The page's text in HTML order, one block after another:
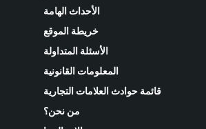
الأحداث الهامة
خريطة الموقع
الأسئلة المتداولة
المعلومات القانونية
قائمة حوادث العلامات التجارية
من نحن؟